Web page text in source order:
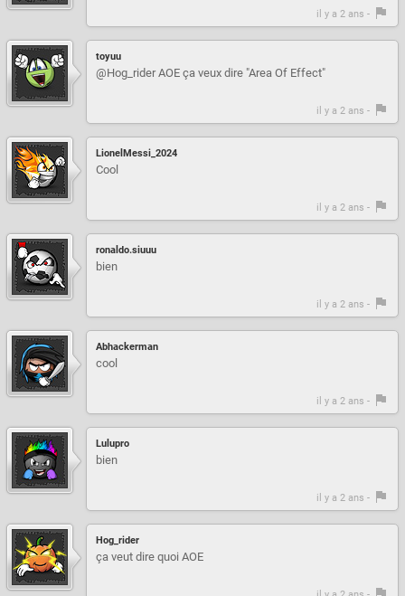
il y a 2 ans -
toyuu
@Hog_rider AOE ça veux dire "Area Of Effect"
il y a 2 ans -
LionelMessi_2024
Cool
il y a 2 ans -
ronaldo.siuuu
bien
il y a 2 ans -
Abhackerman
cool
il y a 2 ans -
Lulupro
bien
il y a 2 ans -
Hog_rider
ça veut dire quoi AOE